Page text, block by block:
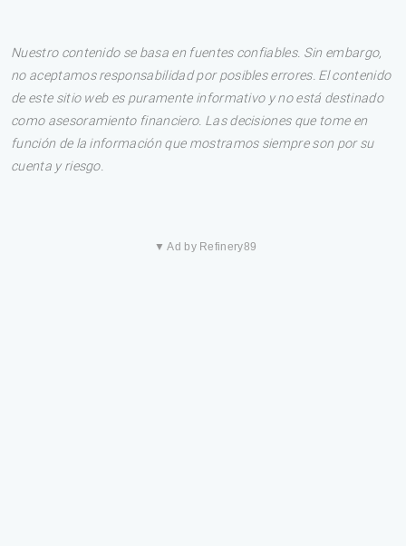
Nuestro contenido se basa en fuentes confiables. Sin embargo,
no aceptamos responsabilidad por posibles errores. El contenido
de este sitio web es puramente informativo y no está destinado
como asesoramiento financiero. Las decisiones que tome en
función de la información que mostramos siempre son por su
cuenta y riesgo.
▼ Ad by Refinery89